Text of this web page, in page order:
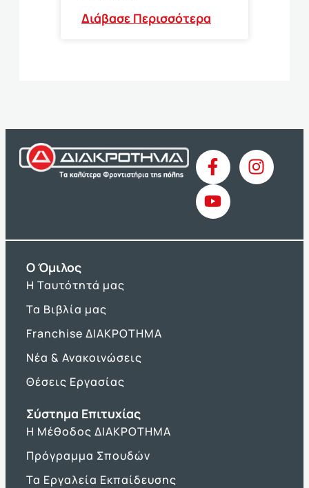
Διάβασε Περισσότερα
O Όμιλος
Η Ταυτότητά μας
Τα Βιβλία μας
Franchise ΔΙΑΚΡΟΤΗΜΑ
Νέα & Ανακοινώσεις
Θέσεις Εργασίας
Σύστημα Επιτυχίας
Η Μέθοδος ΔΙΑΚΡΟΤΗΜΑ
Πρόγραμμα Σπουδών
Τα Εργαλεία Εκπαίδευσης